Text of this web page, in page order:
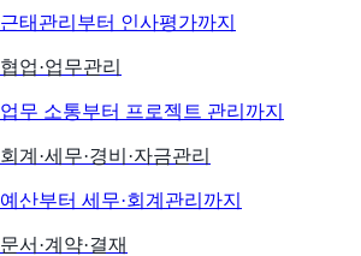
근태관리부터 인사평가까지
협업·업무관리
업무 소통부터 프로젝트 관리까지
회계·세무·경비·자금관리
예산부터 세무·회계관리까지
문서·계약·결재